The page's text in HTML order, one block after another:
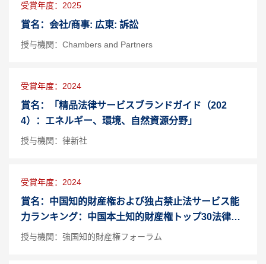
受賞年度：2025
賞名：会社/商事: 広東: 訴訟
授与機関：Chambers and Partners
受賞年度：2024
賞名：「精品法律サービスブランドガイド（202
4）：エネルギー、環境、自然資源分野」
授与機関：律新社
受賞年度：2024
賞名：中国知的財産権および独占禁止法サービス能
力ランキング：中国本土知的財産権トップ30法律事
務所
授与機関：強国知的財産権フォーラム